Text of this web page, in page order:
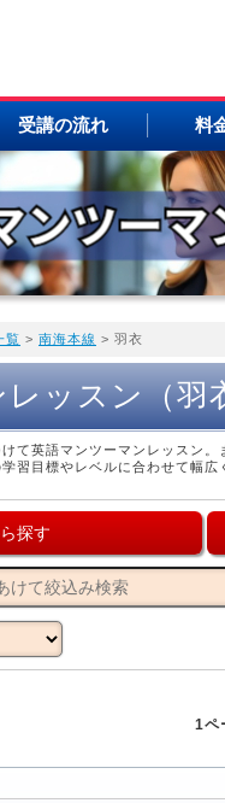
受講の流れ 料
覧 > 南海本線 > 羽衣
ッスン（羽
て英語マンツーマンレッスン
習目標やレベルに合わせて幅
探す
1ペ